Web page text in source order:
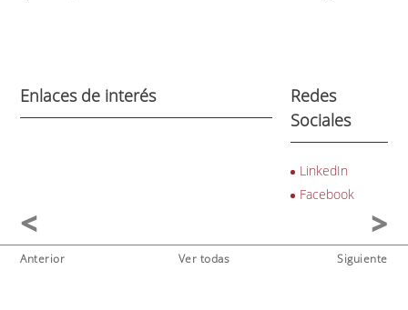
Enlaces de interés
Redes
Sociales
LinkedIn
Facebook
Anterior Ver todas Siguiente